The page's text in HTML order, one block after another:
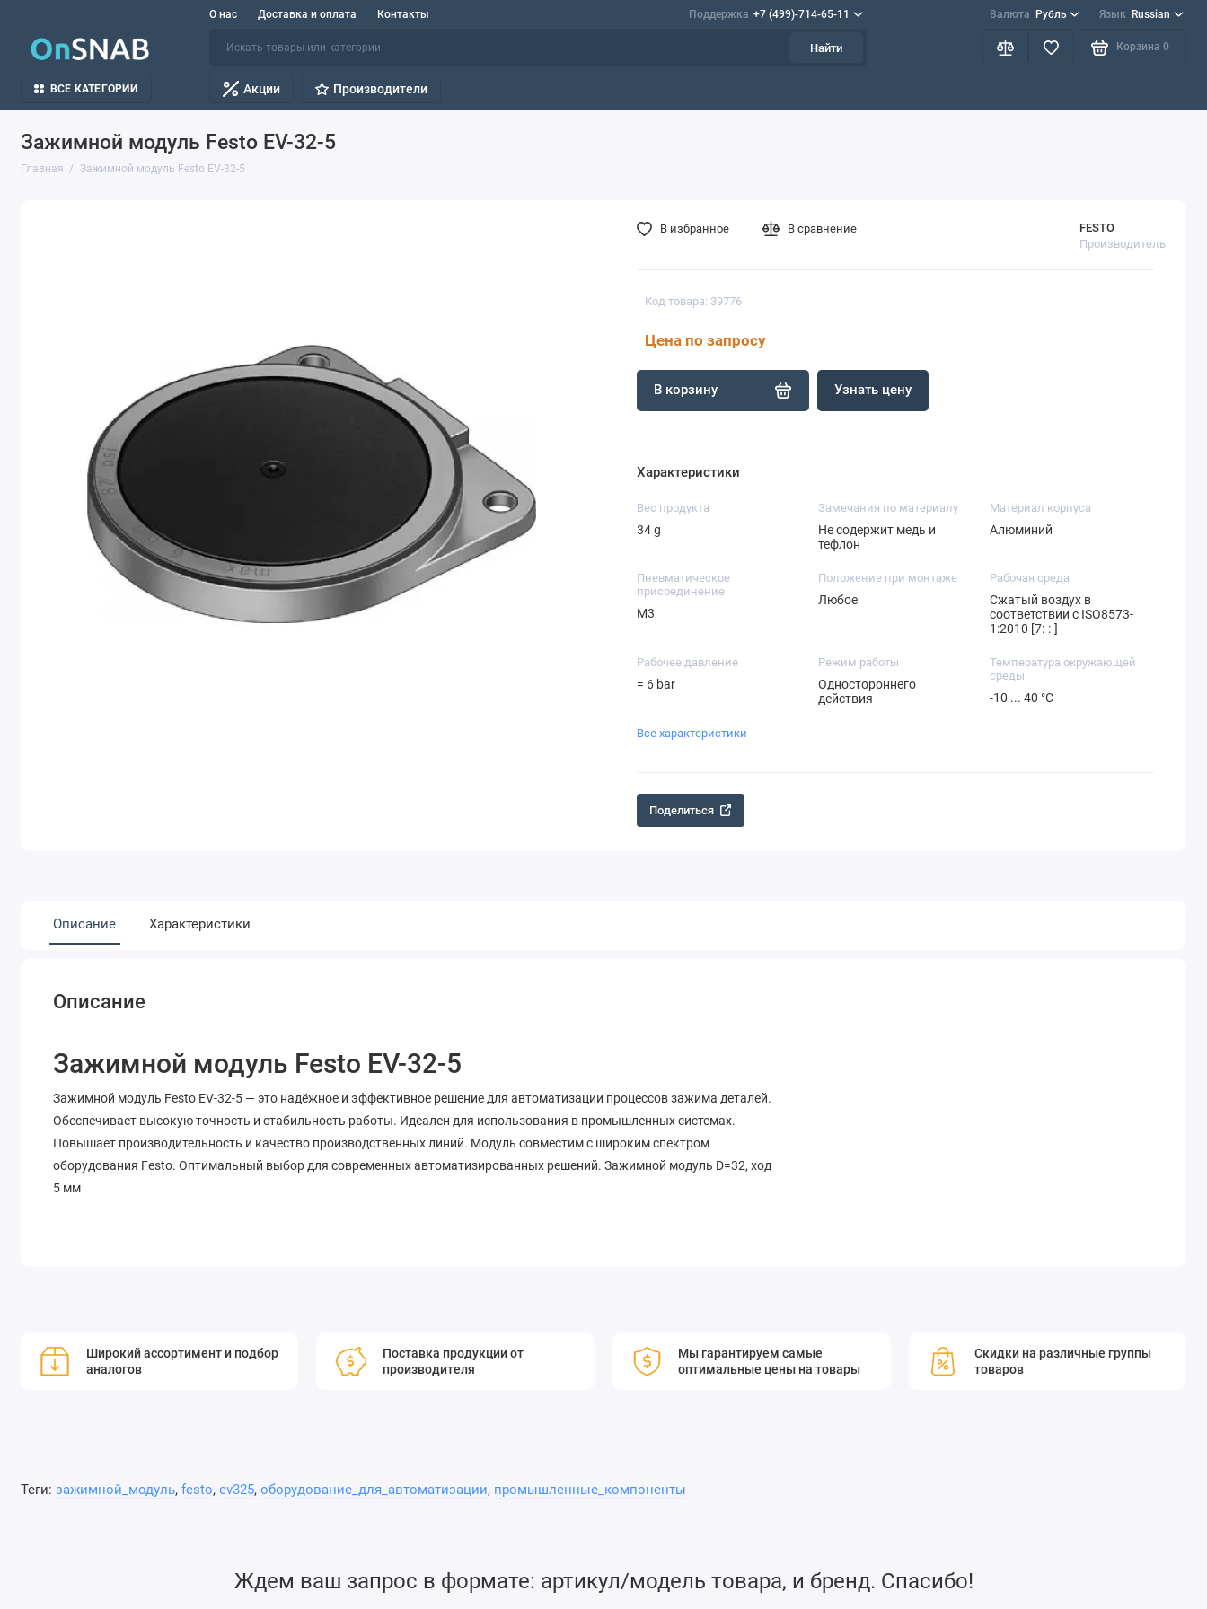
О нас Доставка и оплата Контакты Поддержка +7 (499)-714-65-11 Валюта Рубль Язык Russian
Найти Корзина 0
ВСЕ КАТЕГОРИИ Акции Производители
Зажимной модуль Festo EV-32-5
Главная Зажимной модуль Festo EV-32-5
Код товара: 39776
Цена по запросу
FESTO
Производитель
В корзину Узнать цену
В избранное В сравнение
Характеристики
Вес продукта
34 g
Замечания по материалу
Не содержит медь и
тефлон
Материал корпуса
Алюминий
Пневматическое
присоединение
M3
Положение при монтаже
Любое
Рабочая среда
Сжатый воздух в
соответствии с ISO8573-
1:2010 [7:-:-]
Рабочее давление
= 6 bar
Режим работы
Одностороннего
действия
Температура окружающей
среды
-10 ... 40 °C
Все характеристики
Поделиться
Описание Характеристики
Описание
Зажимной модуль Festo EV-32-5
Зажимной модуль Festo EV-32-5 — это надёжное и эффективное решение для автоматизации процессов зажима деталей.
Обеспечивает высокую точность и стабильность работы. Идеален для использования в промышленных системах.
Повышает производительность и качество производственных линий. Модуль совместим с широким спектром
оборудования Festo. Оптимальный выбор для современных автоматизированных решений. Зажимной модуль D=32, ход
5 мм
Широкий ассортимент и подбор
аналогов
Поставка продукции от
производителя
Мы гарантируем самые
оптимальные цены на товары
Скидки на различные группы
товаров
Теги: зажимной_модуль, festo, ev325, оборудование_для_автоматизации, промышленные_компоненты
Ждем ваш запрос в формате: артикул/модель товара, и бренд. Спасибо!